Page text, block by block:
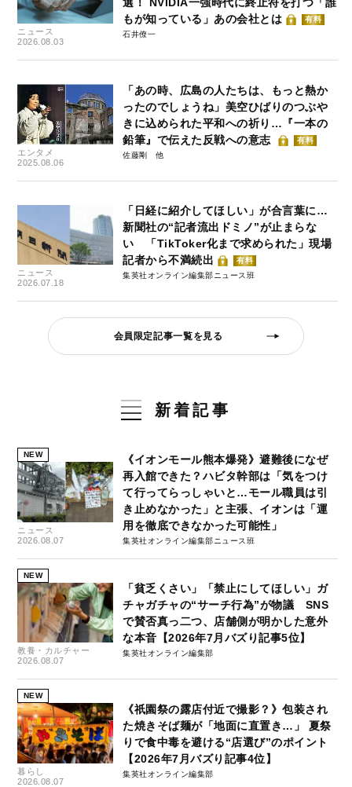
ニュース
2026.08.03
もが知っている」あの会社とは
有料
石井僚一
エンタメ
2025.08.06
「あの時、広島の人たちは、もっと熱か
ったのでしょうね」美空ひばりのつぶや
きに込められた平和への祈り…『一本の
鉛筆』で伝えた反戦への意志
有料
佐藤剛
ニュース
2026.07.18
「日経に紹介してほしい」が合言葉に…
新聞社の“記者流出ドミノ”が止まらな
い 「TikToker化まで求められた」現場
記者から不満続出
有料
集英社オンライン編集部ニュース班
会員限定記事一覧を見る
新着記事
NEW
ニュース
2026.08.07
《イオンモール熊本爆発》避難後になぜ
再入館できた？ハビタ幹部は「気をつけ
て行ってらっしゃいと…モール職員は引
き止めなかった」と主張、イオンは「運
用を徹底できなかった可能性」
集英社オンライン編集部ニュース班
NEW
教養・カルチャー
2026.08.07
「貧乏くさい」「禁止にしてほしい」ガ
チャガチャの“サーチ行為”が物議 SNS
で賛否真っ二つ、店舗側が明かした意外
な本音【2026年7月バズり記事5位】
集英社オンライン編集部
NEW
暮らし
2026.08.07
《祇園祭の露店付近で撮影？》包装され
た焼きそば麺が「地面に直置き…」 夏祭
りで食中毒を避ける“店選び”のポイント
【2026年7月バズり記事4位】
集英社オンライン編集部